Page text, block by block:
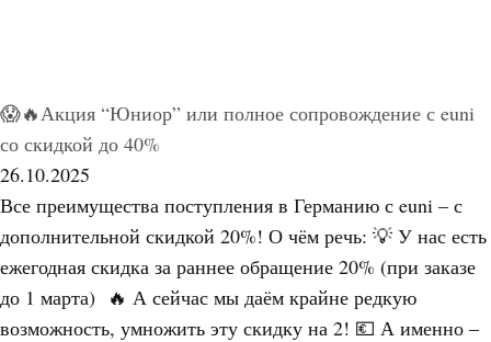
😱🔥Акция “Юниор” или полное сопровождение с euni
со скидкой до 40%
26.10.2025
Все преимущества поступления в Германию с euni – с
дополнительной скидкой 20%! О чём речь: 💡 У нас есть
ежегодная скидка за раннее обращение 20% (при заказе
до 1 марта) 🔥 А сейчас мы даём крайне редкую
возможность, умножить эту скидку на 2! 💶 А именно –